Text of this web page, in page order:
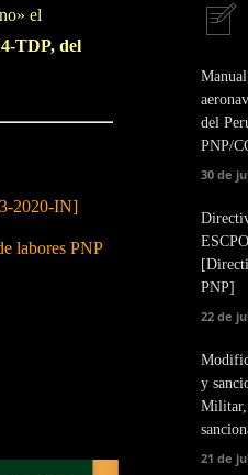
el
TDP, del
2020-IN]
labores PNP
del
PNP/
30 de
PNP]
22 de
y
Militar,
21 de